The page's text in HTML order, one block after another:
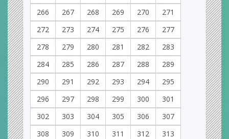
266
267 268 269 270
271
272
273 274 275 276
277
278
279 280 281 282
283
284
285 286 287 288
289
290
291 292 293 294
295
296
297 298 299 300
301
302
303 304 305 306
307
308
309 310 311 312
313